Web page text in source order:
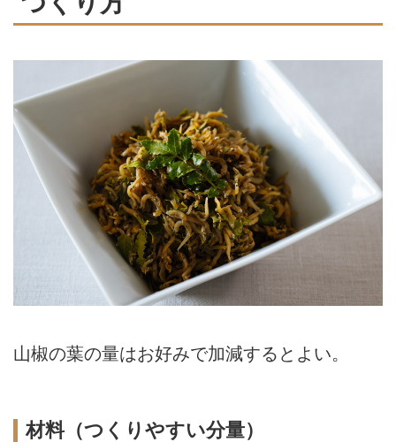
山椒の葉の量はお好みで加減するとよい。
材料（つくりやすい分量）